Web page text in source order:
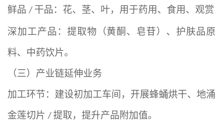
鲜品 / 干品：花、茎、叶，用于药用、食用、观赏
深加工产品：提取物（黄酮、皂苷）、护肤品原
料、中药饮片。
（三）产业链延伸业务
加工环节：建设初加工车间，开展蜂蛹烘干、地涌
金莲切片 / 提取，提升产品附加值。